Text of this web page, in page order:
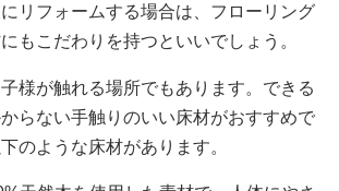
リフォームする場合は、フローリング
もこだわりを持つといいでしょう。
様が触れる場所でもあります。できる
らない手触りのいい床材がおすすめで
のような床材があります。